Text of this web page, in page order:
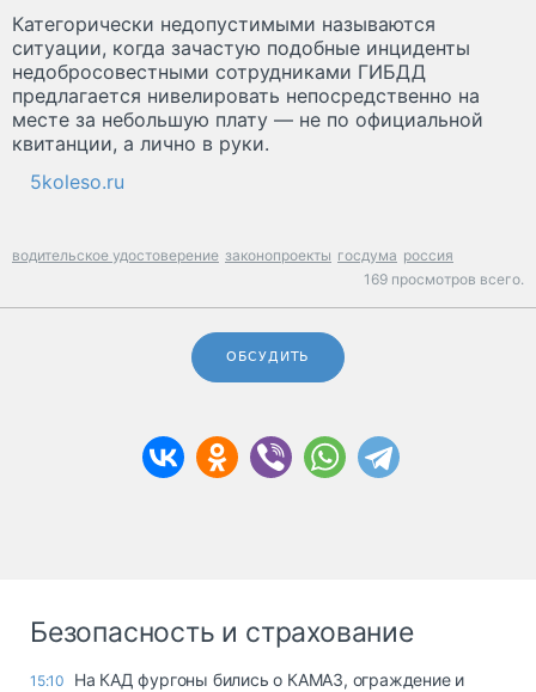
Категорически недопустимыми называются
ситуации, когда зачастую подобные инциденты
недобросовестными сотрудниками ГИБДД
предлагается нивелировать непосредственно на
месте за небольшую плату — не по официальной
квитанции, а лично в руки.
5koleso.ru
водительское удостоверение законопроекты госдума россия
169 просмотров всего.
ОБСУДИТЬ
Безопасность и страхование
15:10
На КАД фургоны бились о КАМАЗ, ограждение и